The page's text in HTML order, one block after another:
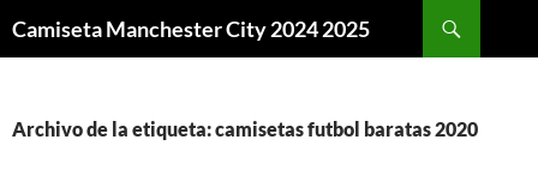
Camiseta Manchester City 2024 2025
Archivo de la etiqueta: camisetas futbol baratas 2020